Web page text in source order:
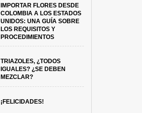
IMPORTAR FLORES DESDE
COLOMBIA A LOS ESTADOS
UNIDOS: UNA GUÍA SOBRE
LOS REQUISITOS Y
PROCEDIMIENTOS
TRIAZOLES, ¿TODOS
IGUALES? ¿SE DEBEN
MEZCLAR?
¡FELICIDADES!